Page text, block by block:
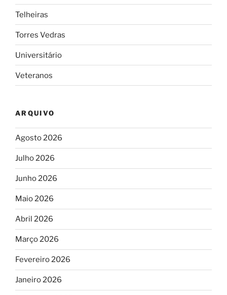
Telheiras
Torres Vedras
Universitário
Veteranos
ARQUIVO
Agosto 2026
Julho 2026
Junho 2026
Maio 2026
Abril 2026
Março 2026
Fevereiro 2026
Janeiro 2026